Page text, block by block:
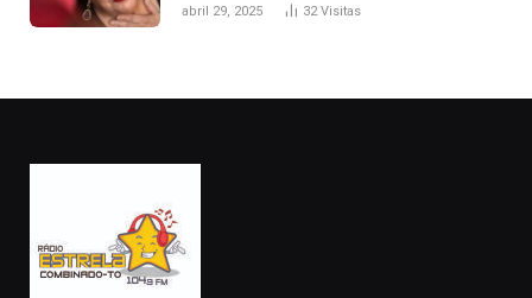
abril 29, 2025 32Visitas